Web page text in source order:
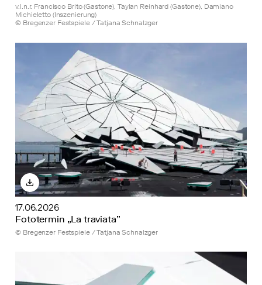
v.l.n.r. Francisco Brito (Gastone), Taylan Reinhard (Gastone), Damiano
Michieletto (Inszenierung)
© Bregenzer Festspiele / Tatjana Schnalzger
17.06.2026
Fototermin „La traviata”
© Bregenzer Festspiele / Tatjana Schnalzger